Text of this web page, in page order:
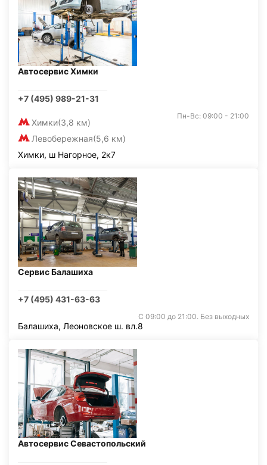
Автосервис Химки
+7 (495) 989-21-31
Химки(3,8 км)
Левобережная(5,6 км)
Пн-Вс: 09:00 - 21:00
Химки, ш Нагорное, 2к7
Сервис Балашиха
+7 (495) 431-63-63
С 09:00 до 21:00. Без выходных
Балашиха, Леоновское ш. вл.8
Автосервис Севастопольский